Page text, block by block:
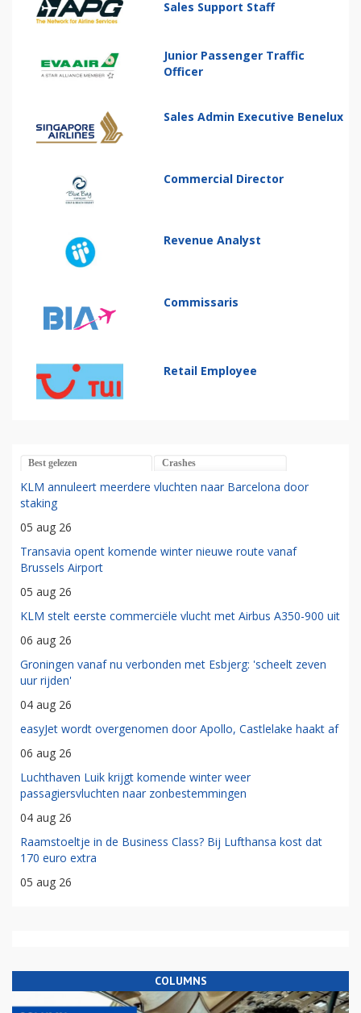
Sales Support Staff
Junior Passenger Traffic
Officer
Sales Admin Executive Benelux
Commercial Director
Revenue Analyst
Commissaris
Retail Employee
Best gelezen Crashes
KLM annuleert meerdere vluchten naar Barcelona door
staking
05 aug 26
Transavia opent komende winter nieuwe route vanaf
Brussels Airport
05 aug 26
KLM stelt eerste commerciële vlucht met Airbus A350-900 uit
06 aug 26
Groningen vanaf nu verbonden met Esbjerg: 'scheelt zeven
uur rijden'
04 aug 26
easyJet wordt overgenomen door Apollo, Castlelake haakt af
06 aug 26
Luchthaven Luik krijgt komende winter weer
passagiersvluchten naar zonbestemmingen
04 aug 26
Raamstoeltje in de Business Class? Bij Lufthansa kost dat
170 euro extra
05 aug 26
COLUMNS